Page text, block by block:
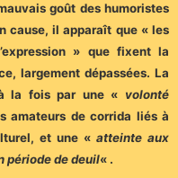
goût des humoristes
cause, il apparaît que « les
» que fixent la
largement dépassées. La
la fois par une « volonté
amateurs de corrida liés à
et une « atteinte aux
période de deuil« .